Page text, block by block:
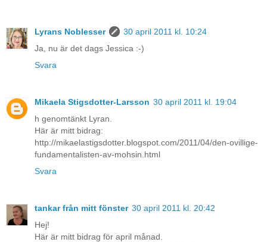
Lyrans Noblesser
30 april 2011 kl. 10:24
Ja, nu är det dags Jessica :-)
Svara
Mikaela Stigsdotter-Larsson 30 april 2011 kl. 19:04
h genomtänkt Lyran.
Här är mitt bidrag:
http://mikaelastigsdotter.blogspot.com/2011/04/den-ovillige-
fundamentalisten-av-mohsin.html
Svara
tankar från mitt fönster 30 april 2011 kl. 20:42
Hej!
Här är mitt bidrag för april månad.